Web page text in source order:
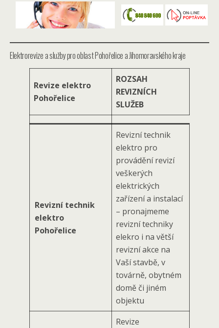
Elektrorevize a služby pro oblast Pohořelice a Jihomoravského kraje
Revize elektro
Pohořelice
ROZSAH
REVIZNÍCH
SLUŽEB
Revizní technik
elektro
Pohořelice
Revizní technik
elektro pro
provádění revizí
veškerých
elektrických
zařízení a instalací
– pronajmeme
revizní techniky
elekro i na větší
revizní akce na
Vaší stavbě, v
továrně, obytném
domě či jiném
objektu
Revize